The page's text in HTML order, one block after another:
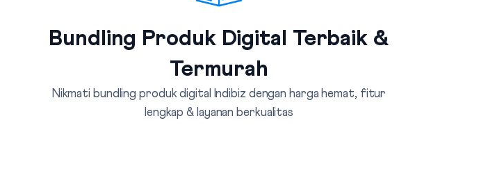
Bundling Produk Digital Terbaik &
Termurah
Nikmati bundling produk digital Indibiz dengan harga hemat, fitur
lengkap & layanan berkualitas